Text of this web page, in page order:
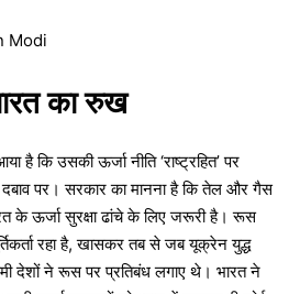
का रुख
कि उसकी ऊर्जा नीति ‘राष्ट्रहित’ पर
दबाव पर। सरकार का मानना है कि तेल और गैस
के ऊर्जा सुरक्षा ढांचे के लिए जरूरी है। रूस
रहा है, खासकर तब से जब यूक्रेन युद्ध
देशों ने रूस पर प्रतिबंध लगाए थे। भारत ने